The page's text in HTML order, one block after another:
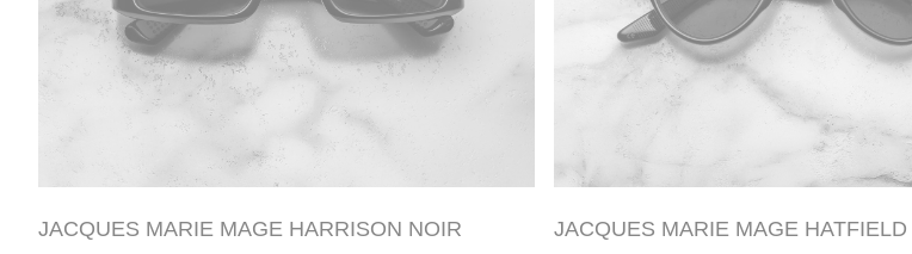
JACQUES MARIE MAGE HARRISON NOIR JACQUES MARIE MAGE HATFIELD